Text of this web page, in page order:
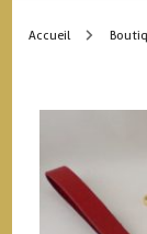
Accueil